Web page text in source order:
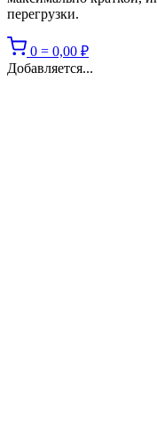
перегрузки.
0 = 0,00 ₽
Добавляется...